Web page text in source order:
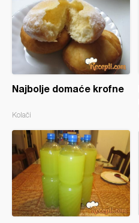
Najbolje domaće krofne
Kolači